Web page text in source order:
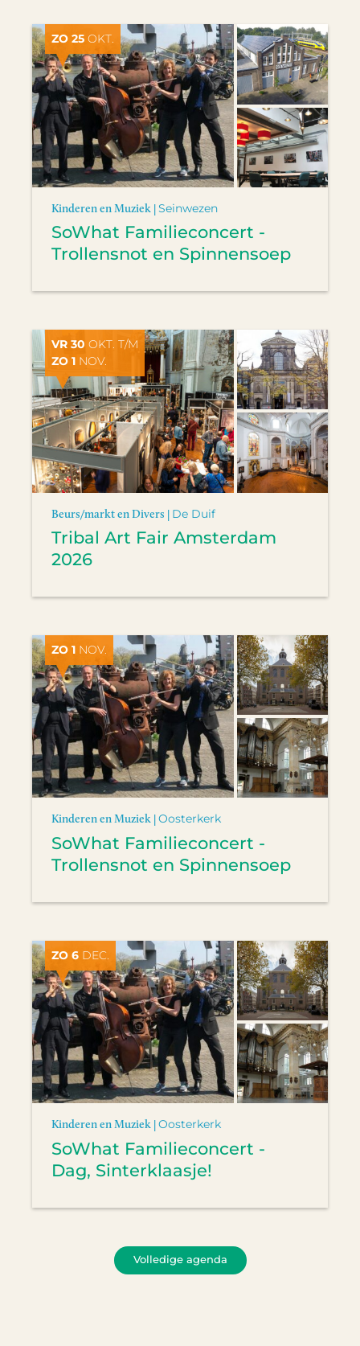
ZO 25 OKT.
Kinderen en Muziek |Seinwezen
SoWhat Familieconcert -
Trollensnot en Spinnensoep
VR 30 OKT. T/M
ZO 1 NOV.
Beurs/markt en Divers | De Duif
Tribal Art Fair Amsterdam
2026
ZO 1 NOV.
Kinderen en Muziek |Oosterkerk
SoWhat Familieconcert -
Trollensnot en Spinnensoep
ZO 6 DEC.
Kinderen en Muziek |Oosterkerk
SoWhat Familieconcert -
Dag, Sinterklaasje!
Volledige agenda